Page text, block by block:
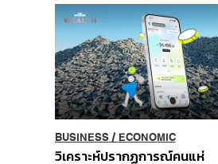
Order
BUSINESS/ ECONOMIC
วิเคราะห์ปรากฏการณ์คนแห่